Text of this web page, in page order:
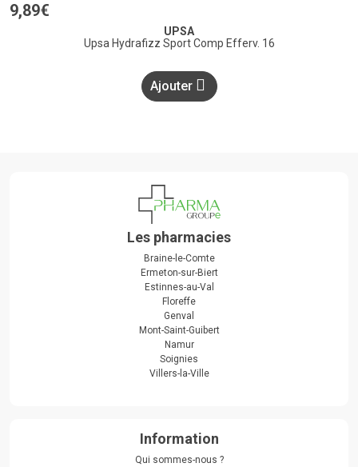
9,89€
UPSA
Upsa Hydrafizz Sport Comp Efferv. 16
Ajouter
Les pharmacies
Braine-le-Comte
Ermeton-sur-Biert
Estinnes-au-Val
Floreffe
Genval
Mont-Saint-Guibert
Namur
Soignies
Villers-la-Ville
Information
Qui sommes-nous ?